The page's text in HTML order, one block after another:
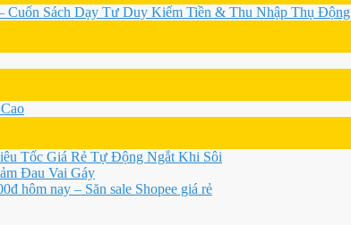
Cuốn Sách Dạy Tư Duy Kiếm Tiền & Thu Nhập Thụ Động
Tốc Giá Rẻ Tự Động Ngắt Khi Sôi
Đau Vai Gáy
hôm nay – Săn sale Shopee giá rẻ